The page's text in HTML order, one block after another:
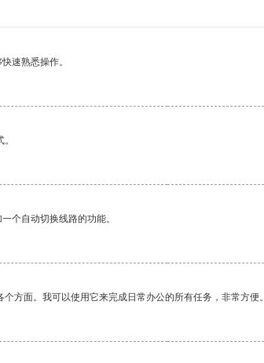
速熟悉操作。
个自动切换线路的功能。
方面。我可以使用它来完成日常办公的所有任务，非常方便。